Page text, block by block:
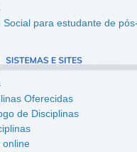
Social para estudante de
Oferecidas
de Disciplinas
online